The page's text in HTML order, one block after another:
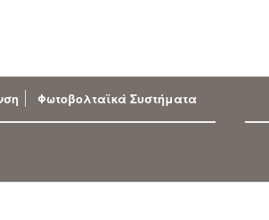
Φωτοβολταϊκά Συστήματα